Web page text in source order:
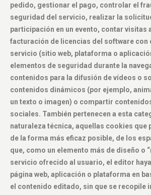
pedido, gestionar el pago, controlar el
seguridad del servicio, realizar la
participación en un evento, contar visitas
facturación de licencias del software con
servicio (sitio web, plataforma o
elementos de seguridad durante la
contenidos para la difusión de vídeos o
contenidos dinámicos (por ejemplo,
un texto o imagen) o compartir
sociales. También pertenecen a esta
naturaleza técnica, aquellas cookies que
de la forma más eficaz posible, de los
que, como un elemento más de diseño o
servicio ofrecido al usuario, el editor
página web, aplicación o plataforma en
el contenido editado, sin que se recopile